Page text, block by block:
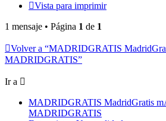
Vista para imprimir
1 mensaje • Página 1 de 1
Volver a “MADRIDGRATIS
MADRIDGRATIS”
Ir a
MADRIDGRATIS MadridGratis
MADRIDGRATIS